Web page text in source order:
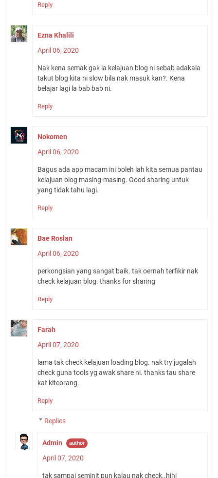
Reply
Ezna Khalili
April 06, 2020
Nak kena semak gak la kelajuan blog ni sebab adakala
takut blog kita ni slow bila nak masuk kan?. Kena
belajar lagi la bab bab ni.
Reply
Nokomen
April 06, 2020
Bagus ada app macam ini boleh lah kita semua pantau
kelajuan blog masing-masing. Good sharing untuk
yang tidak tahu lagi.
Reply
Bae Roslan
April 06, 2020
perkongsian yang sangat baik. tak oernah terfikir nak
check kelajuan blog. thanks for sharing
Reply
Farah
April 07, 2020
lama tak check kelajuan loading blog. nak try jugalah
check guna tools yg awak share ni. thanks tau share
kat kiteorang.
Reply
Replies
Admin
April 07, 2020
tak sampai seminit pun kalau nak check..hihi